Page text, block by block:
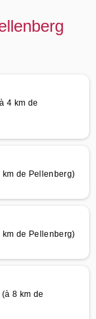
4 km de
de Pellenberg)
km de Pellenberg)
8 km de